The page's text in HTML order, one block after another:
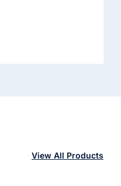
View All Products